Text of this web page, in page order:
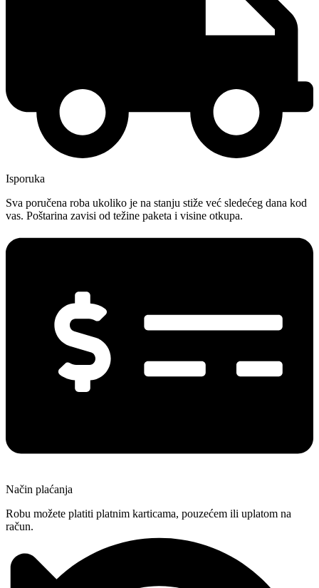
Isporuka
Sva poručena roba ukoliko je na stanju stiže već sledećeg dana kod
vas. Poštarina zavisi od težine paketa i visine otkupa.
Način plaćanja
Robu možete platiti platnim karticama, pouzećem ili uplatom na
račun.